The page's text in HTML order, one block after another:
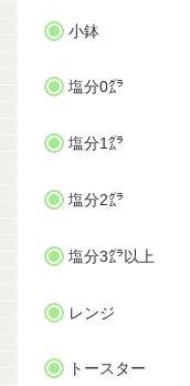
小鉢
塩分0㌘
塩分1㌘
塩分2㌘
塩分3㌘以上
レンジ
トースター